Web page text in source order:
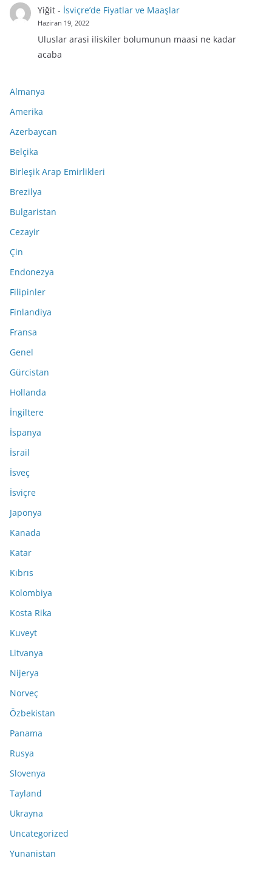
Yiğit- İsviçre’de Fiyatlar ve Maaşlar
Haziran 19, 2022
Uluslar arasi iliskiler bolumunun maasi ne kadar
acaba
Almanya
Amerika
Azerbaycan
Belçika
Birleşik Arap Emirlikleri
Brezilya
Bulgaristan
Cezayir
Çin
Endonezya
Filipinler
Finlandiya
Fransa
Genel
Gürcistan
Hollanda
İngiltere
İspanya
İsrail
İsveç
İsviçre
Japonya
Kanada
Katar
Kıbrıs
Kolombiya
Kosta Rika
Kuveyt
Litvanya
Nijerya
Norveç
Özbekistan
Panama
Rusya
Slovenya
Tayland
Ukrayna
Uncategorized
Yunanistan